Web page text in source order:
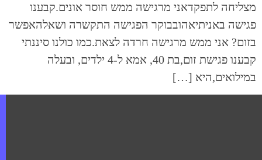
מצליחה לתפקדאני מרגישה ממש חוסר אונים.קבענו
פגישה באניתיאהובבוקר הפגישה התקשרה ושאלהאפשר
בזום? אני ממש מרגישה חרדה לצאת.כמו כולנו סיננתי
קבענו פגישת זום,בת 40, אמא ל-4 ילדים, ובעלה
במילואים,היא […]